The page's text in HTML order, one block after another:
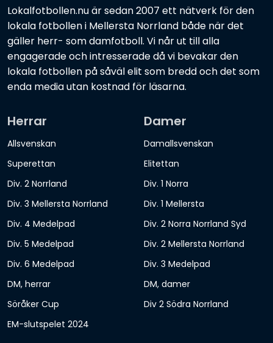
Lokalfotbollen.nu är sedan 2007 ett nätverk för den
lokala fotbollen i Mellersta Norrland både när det
gäller herr- som damfotboll. Vi når ut till alla
engagerade och intresserade då vi bevakar den
lokala fotbollen på såväl elit som bredd och det som
enda media utan kostnad för läsarna.
Herrar
Allsvenskan
Superettan
Div. 2 Norrland
Div. 3 Mellersta Norrland
Div. 4 Medelpad
Div. 5 Medelpad
Div. 6 Medelpad
DM, herrar
Söråker Cup
EM-slutspelet 2024
Damer
Damallsvenskan
Elitettan
Div. 1 Norra
Div. 1 Mellersta
Div. 2 Norra Norrland Syd
Div. 2 Mellersta Norrland
Div. 3 Medelpad
DM, damer
Div 2 Södra Norrland